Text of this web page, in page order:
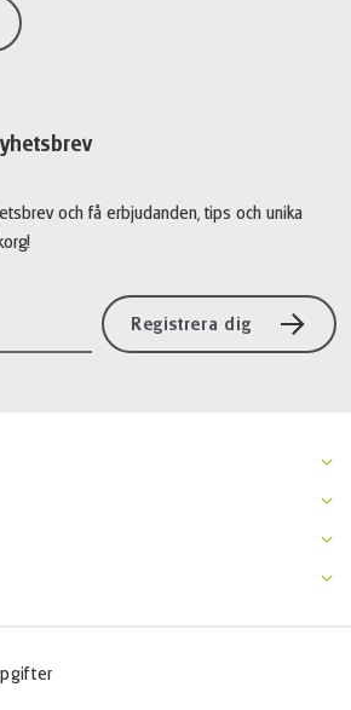
och få erbjudanden, tips och unika
Registrera dig